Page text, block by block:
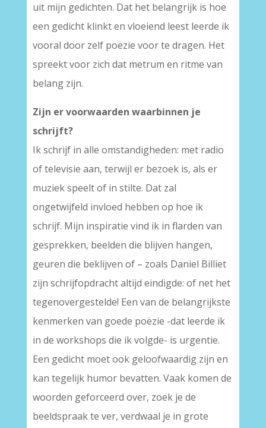
uit mijn gedichten. Dat het belangrijk is hoe
een gedicht klinkt en vloeiend leest leerde ik
vooral door zelf poëzie voor te dragen. Het
spreekt voor zich dat metrum en ritme van
belang zijn.
Zijn er voorwaarden waarbinnen je
schrijft?
Ik schrijf in alle omstandigheden: met radio
of televisie aan, terwijl er bezoek is, als er
muziek speelt of in stilte. Dat zal
ongetwijfeld invloed hebben op hoe ik
schrijf. Mijn inspiratie vind ik in flarden van
gesprekken, beelden die blijven hangen,
geuren die beklijven of – zoals Daniel Billiet
zijn schrijfopdracht altijd eindigde: of net het
tegenovergestelde! Een van de belangrijkste
kenmerken van goede poëzie -dat leerde ik
in de workshops die ik volgde- is urgentie.
Een gedicht moet ook geloofwaardig zijn en
kan tegelijk humor bevatten. Vaak komen de
woorden geforceerd over, zoek je de
beeldspraak te ver, verdwaal je in grote